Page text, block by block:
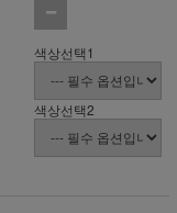
색상선택1
색상선택2